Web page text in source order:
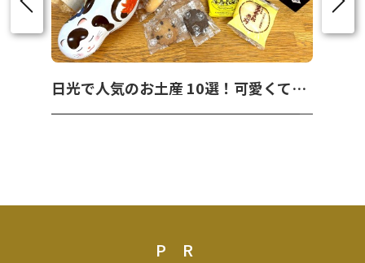
日光で人気のお土産 10選！可愛くて美味しいお菓子を紹介！
PR